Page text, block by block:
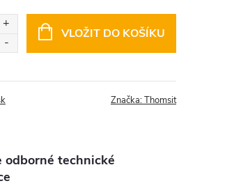
VLOŽIT DO KOŠÍKU
Značka:Thomsit
odborné technické